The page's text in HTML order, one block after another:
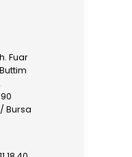
Fuar
Bursa